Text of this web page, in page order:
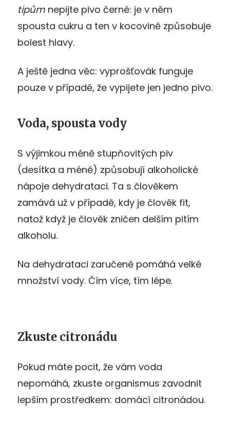
tipům nepijte pivo černé: je v něm
spousta cukru a ten v kocovině způsobuje
bolest hlavy.
A ještě jedna věc: vyprošťovák funguje
pouze v případě, že vypijete jen jedno pivo.
Voda, spousta vody
S výjimkou méně stupňovitých piv
(desítka a méně) způsobují alkoholické
nápoje dehydrataci. Ta s člověkem
zamává už v případě, kdy je člověk fit,
natož když je člověk zničen delším pitím
alkoholu.
Na dehydrataci zaručeně pomáhá velké
množství vody. Čím více, tím lépe.
Zkuste citronádu
Pokud máte pocit, že vám voda
nepomáhá, zkuste organismus zavodnit
lepším prostředkem: domácí citronádou.